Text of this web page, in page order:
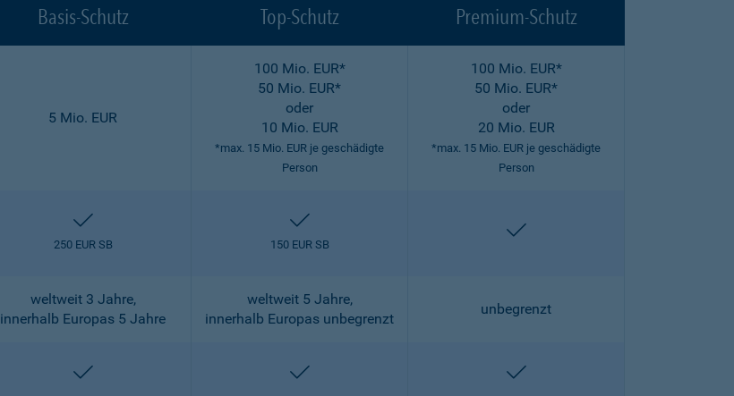
Basis-Schutz Top-Schutz Premium-Schutz
5 Mio. EUR
100 Mio. EUR*
50 Mio. EUR*
oder
10 Mio. EUR
*max. 15 Mio. EUR je geschädigte
Person
100 Mio. EUR*
50 Mio. EUR*
oder
20 Mio. EUR
*max. 15 Mio. EUR je geschädigte
Person
enthalten
250 EUR SB
enthalten
150 EUR SB
enthalten
weltweit 3 Jahre,
innerhalb Europas 5 Jahre
weltweit 5 Jahre,
innerhalb Europas unbegrenzt
unbegrenzt
enthalten enthalten enthalten